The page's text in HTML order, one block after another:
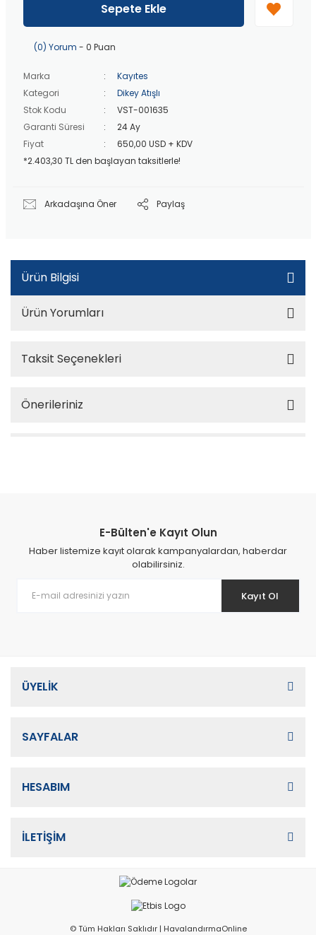
üzeri ücretsiz kargo!
40 bin TLüzeri özel teklif!
Sepete Ekle
(0) Yorum - 0 Puan
Marka
Kayıtes
Kategori
Dikey Atışlı
Stok Kodu
VST-001635
Garanti Süresi
24 Ay
Fiyat
650,00 USD + KDV
*2.403,30 TL den başlayan taksitlerle!
Arkadaşına Öner Paylaş
Ürün Bilgisi
Ürün Yorumları
Taksit Seçenekleri
Önerileriniz
E-Bülten'e Kayıt Olun
Haber listemize kayıt olarak kampanyalardan, haberdar
olabilirsiniz.
Kayıt Ol
ÜYELİK
SAYFALAR
HESABIM
İLETİŞİM
© Tüm Hakları Saklıdır | HavalandırmaOnline